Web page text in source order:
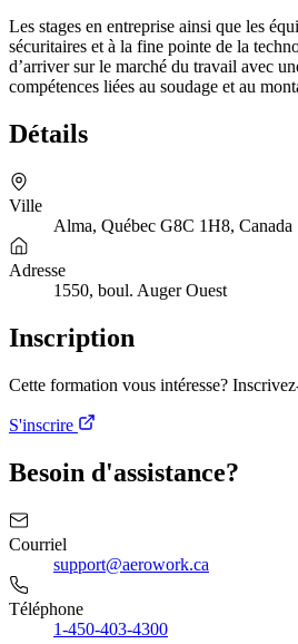
Les stages en entreprise ainsi que les
sécuritaires et à la fine pointe de la
d’arriver sur le marché du travail avec
compétences liées au soudage et au
Détails
Ville
Alma, Québec G8C 1H8, Canada
Adresse
1550, boul. Auger Ouest
Inscription
Cette formation vous intéresse?
S'inscrire
Besoin d'assistance?
Courriel
support@aerowork.ca
Téléphone
1-450-403-4300